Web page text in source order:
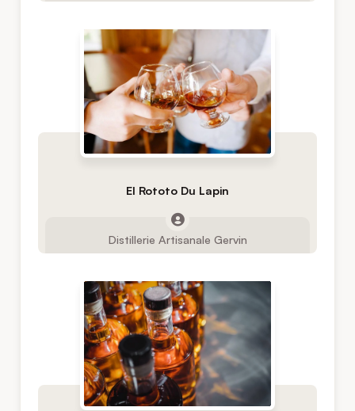
El Rototo Du Lapin
Distillerie Artisanale Gervin